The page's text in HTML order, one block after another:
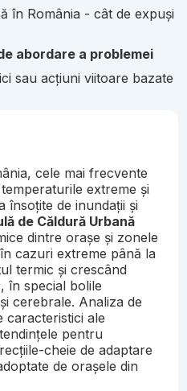
în România - cât de expuși
abordare a problemei
sau acțiuni viitoare bazate
cele mai frecvente
extreme și
însoțite de inundații și
de Căldură Urbană
dintre orașe și zonele
cazuri extreme până la
termic și crescând
în special bolile
cerebrale. Analiza de
caracteristici ale
pentru
cheie de adaptare
de orașele din